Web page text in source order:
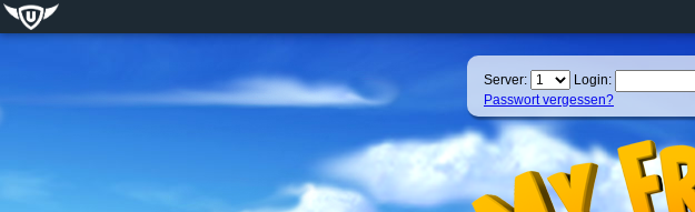
Server: Login:
Passwort vergessen?